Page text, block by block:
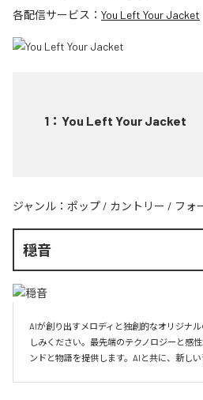
各配信サービス： You Left Your Jacket
1 ： You Left Your Jacket
ジャンル： ポップ / カントリー / フォ
穏音
AIが創り出すメロディと独創的なオリジナ
しみください。最先端のテクノロジーと感
ンドと物語を提供します。AIと共に、新しい